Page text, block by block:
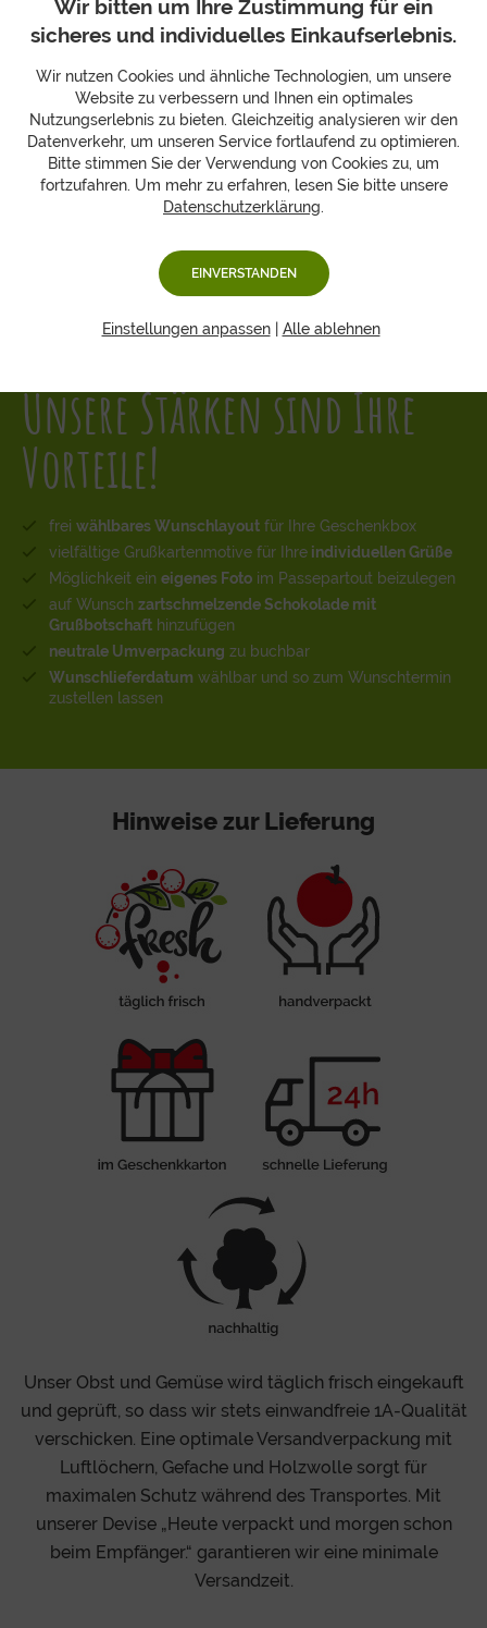
Unsere Stärken sind Ihre
Vorteile!
frei wählbares Wunschlayout für Ihre Geschenkbox
vielfältige Grußkartenmotive für Ihre individuellen Grüße
Möglichkeit ein eigenes Foto im Passepartout beizulegen
auf Wunsch zartschmelzende Schokolade mit
Grußbotschaft hinzufügen
neutrale Umverpackung zu buchbar
Wunschlieferdatum wählbar und so zum Wunschtermin
zustellen lassen
Hinweise zur Lieferung
Unser Obst und Gemüse wird täglich frisch eingekauft
und geprüft, so dass wir stets einwandfreie 1A-Qualität
verschicken. Eine optimale Versandverpackung mit
Luftlöchern, Gefache und Holzwolle sorgt für
maximalen Schutz während des Transportes. Mit
unserer Devise „Heute verpackt und morgen schon
beim Empfänger.“ garantieren wir eine minimale
Versandzeit.
Wir bitten um Ihre Zustimmung für ein
sicheres und individuelles Einkaufserlebnis.
Wir nutzen Cookies und ähnliche Technologien, um unsere
Website zu verbessern und Ihnen ein optimales
Nutzungserlebnis zu bieten. Gleichzeitig analysieren wir den
Datenverkehr, um unseren Service fortlaufend zu optimieren.
Bitte stimmen Sie der Verwendung von Cookies zu, um
fortzufahren. Um mehr zu erfahren, lesen Sie bitte unsere
Datenschutzerklärung
EINVERSTANDEN
Einstellungen anpassen| Alle ablehnen